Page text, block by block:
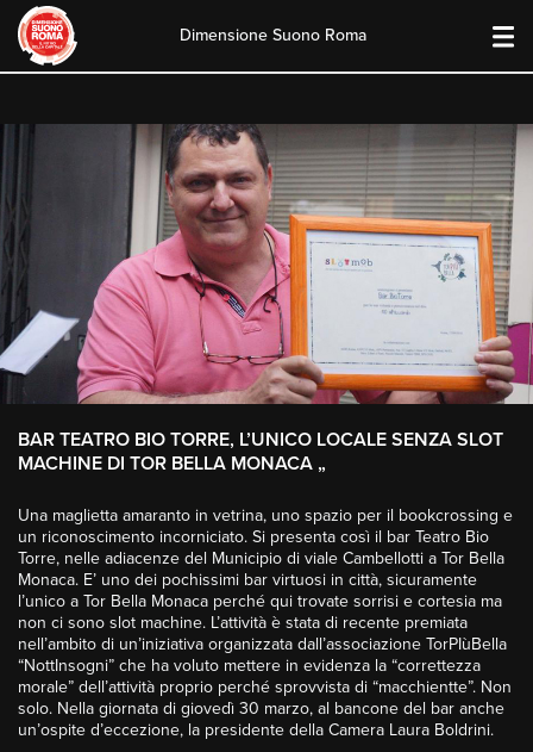
content
Dimensione Suono Roma
BAR TEATRO BIO TORRE, L’UNICO LOCALE SENZA SLOT
MACHINE DI TOR BELLA MONACA „
Una maglietta amaranto in vetrina, uno spazio per il bookcrossing e
un riconoscimento incorniciato. Si presenta così il bar Teatro Bio
Torre, nelle adiacenze del Municipio di viale Cambellotti a Tor Bella
Monaca. E’ uno dei pochissimi bar virtuosi in città, sicuramente
l’unico a Tor Bella Monaca perché qui trovate sorrisi e cortesia ma
non ci sono slot machine. L’attività è stata di recente premiata
nell’ambito di un’iniziativa organizzata dall’associazione TorPIùBella
“NottInsogni” che ha voluto mettere in evidenza la “correttezza
morale” dell’attività proprio perché sprovvista di “macchientte”. Non
solo. Nella giornata di giovedì 30 marzo, al bancone del bar anche
un’ospite d’eccezione, la presidente della Camera Laura Boldrini.